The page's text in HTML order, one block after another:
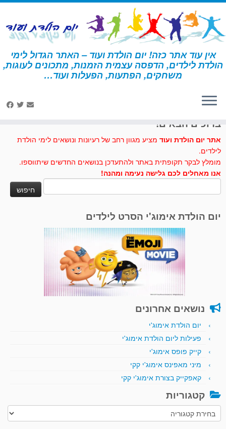
דלג
לתוכן
אין עוד אתר כזה! יום הולדת ועוד – האתר הגדול לימי
הולדת לילדים, הדפסה עצמית הזמנות, מתכונים לעוגות,
משחקים, הפתעות, הפעלות ועוד… דף הבית » יצירה » שרשרת בדמוי צדפים
ברוכים הבאים!
אתר יום הולדת ועוד מציע מגוון רחב של רעיונות ונושאים לימי הולדת
לילדים.
מומלץ לבקר תקופתית באתר ולהתעדכן בנושאים החדשים שיתווספו.
אנו מאחלים לכם גלישה נעימה ומהנה!
יום הולדת אימוג'י הסרט לילדים
נושאים אחרונים
יום הולדת אימוג'י
פעילות ליום הולדת אימוג'י
קייק פופס אימוג'י
מיני מאפינס אימוג'י קקי
קאפקייק בצורת אימוג'י קקי
קטגוריות
קטגוריות